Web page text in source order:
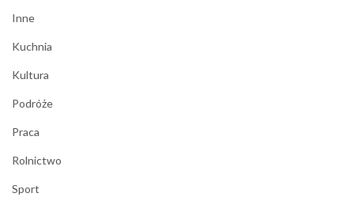
Inne
Kuchnia
Kultura
Podróże
Praca
Rolnictwo
Sport